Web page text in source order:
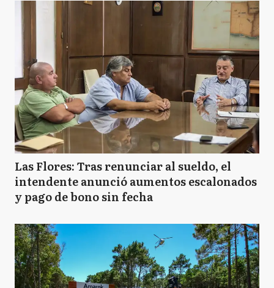
Las Flores: Tras renunciar al sueldo, el
intendente anunció aumentos escalonados
y pago de bono sin fecha